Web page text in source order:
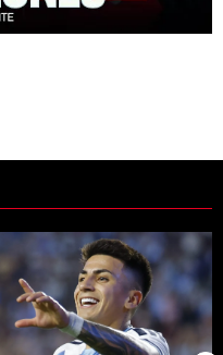
Castaño se va de
artículo de tendencia con el